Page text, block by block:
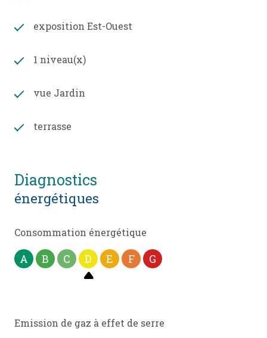
exposition Est-Ouest
1 niveau(x)
vue Jardin
terrasse
diagnostics
énergétiques
Consommation énergétique
A B C D E F G
Emission de gaz à effet de serre